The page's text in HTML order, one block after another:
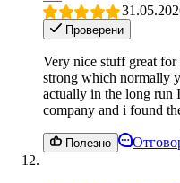
Проверени
Very nice stuff great
strong which normally
actually in the long run
company and i found
Полезно